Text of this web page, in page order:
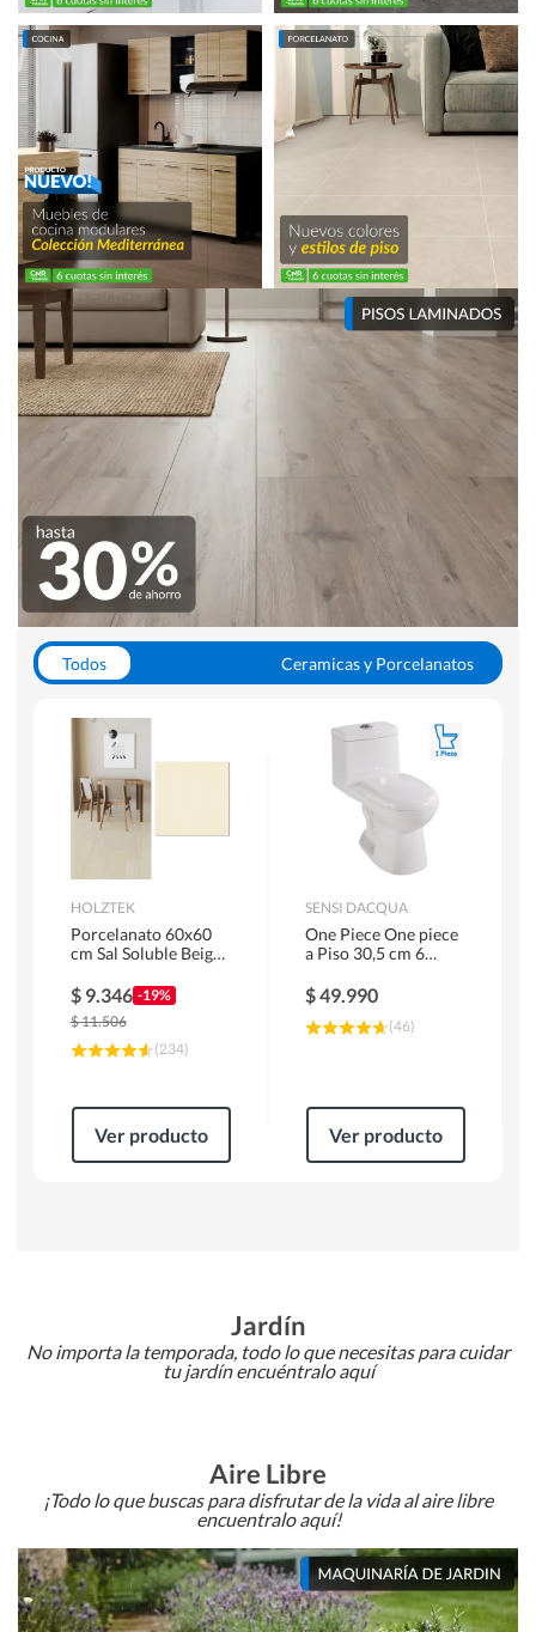
Todos
Ceramicas y Porcelanatos
WC y Sanitarios
Pisos Flotantes y Laminados
Pinturas
HOLZTEK
Porcelanato 60x60
cm Sal Soluble Beige
$ 9.346 -19%
$11.506
(234)
Ver producto
SENSI DACQUA
One Piece One piece
a Piso 30,5 cm 6
$49.990
(46)
Ver producto
Jardín
No importa la temporada, todo lo que necesitas para cuidar
tu jardín encuéntralo aquí
Aire Libre
¡Todo lo que buscas para disfrutar de la vida al aire libre
encuentralo aquí!